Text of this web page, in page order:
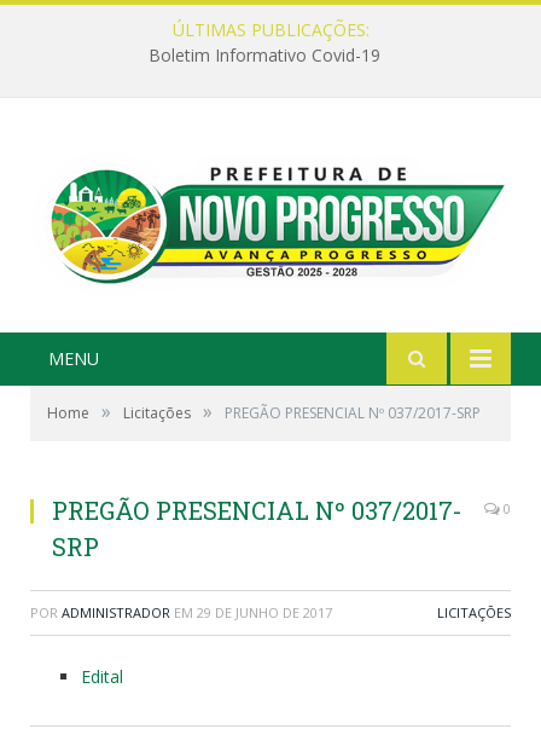
ÚLTIMAS PUBLICAÇÕES:
Boletim Informativo Covid-19
MENU
Home » Licitações » PREGÃO PRESENCIAL Nº 037/2017-SRP
PREGÃO PRESENCIAL Nº 037/2017-
SRP
0
POR ADMINISTRADOR EM 29 DE JUNHO DE 2017 LICITAÇÕES
Edital